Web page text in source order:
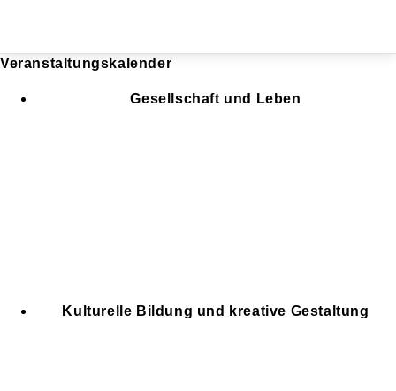
Veranstaltungskalender
Gesellschaft und Leben
Kulturelle Bildung und kreative Gestaltung